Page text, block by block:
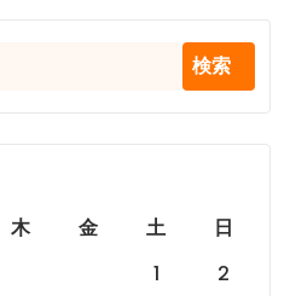
木 金 土
日
1
2